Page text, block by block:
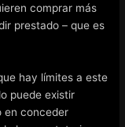
comprar más
prestado – que es
hay límites a este
puede existir
en conceder